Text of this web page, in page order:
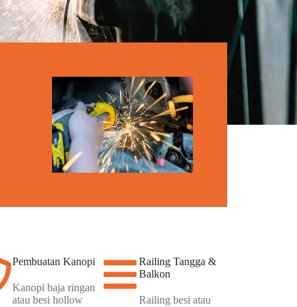
Pembuatan Kanopi
Kanopi baja ringan
atau besi hollow
Railing Tangga &
Balkon
Railing besi atau